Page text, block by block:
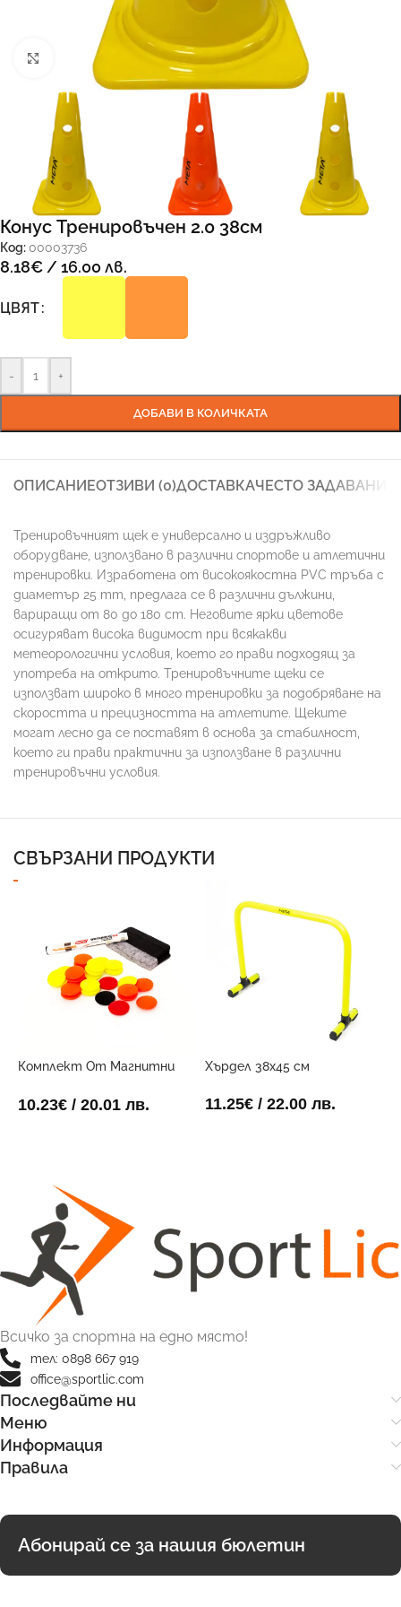
Увеличи
Конус Тренировъчен 2.0 38см
Код: 00003736
8.18€/ 16.00 лв.
ЦВЯТ
- +
ДОБАВИ В КОЛИЧКАТА
ОПИСАНИЕОТЗИВИ (0)ДОСТАВКАЧЕСТО ЗАДАВАНИ
Тренировъчният щек е универсално и издръжливо
оборудване, използвано в различни спортове и атлетични
тренировки. Изработена от високоякостна PVC тръба с
диаметър 25 mm, предлага се в различни дължини,
вариращи от 80 до 180 cm. Неговите ярки цветове
осигуряват висока видимост при всякакви
метеорологични условия, което го прави подходящ за
употреба на открито. Тренировъчните щеки се
използват широко в много тренировки за подобряване на
скоростта и прецизността на атлетите. Щеките
могат лесно да се поставят в основа за стабилност,
което ги прави практични за използване в различни
тренировъчни условия.
СВЪРЗАНИ ПРОДУКТИ
Комплект От Магнитни
10.23€ / 20.01 лв.
Хърдел 38х45 см
11.25€/ 22.00 лв.
Всичко за спортна на едно място!
тел: 0898 667 919
office@sportlic.com
Последвайте ни
Меню
Информация
Правила
Абонирай се за нашия бюлетин